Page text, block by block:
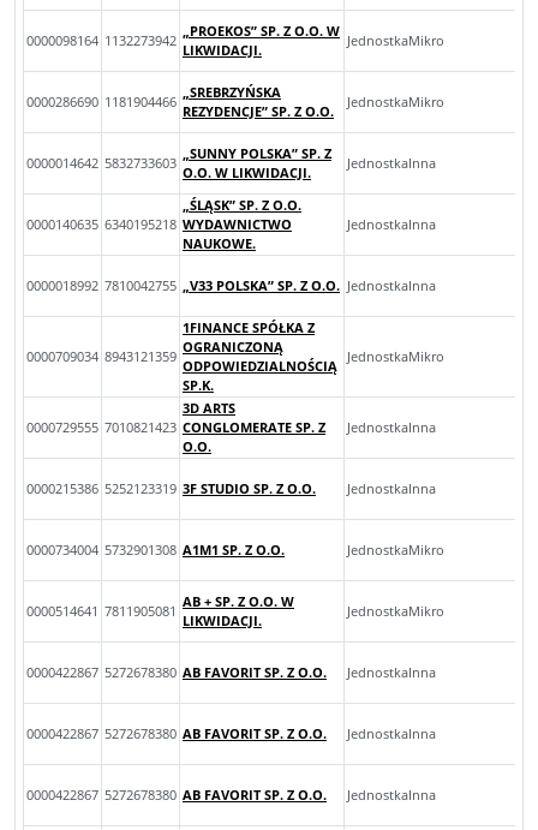
0000098164 1132273942
„PROEKOS” SP. Z O.O. W
LIKWIDACJI.
JednostkaMikro
0000286690 1181904466
„SREBRZYŃSKA
REZYDENCJE” SP. Z O.O.
JednostkaMikro
0000014642 5832733603
„SUNNY POLSKA” SP. Z
O.O. W LIKWIDACJI.
JednostkaInna
0000140635 6340195218
„ŚLĄSK” SP. Z O.O.
WYDAWNICTWO
NAUKOWE.
JednostkaInna
0000018992 7810042755 „V33 POLSKA” SP. Z O.O. JednostkaInna
0000709034 8943121359
1FINANCE SPÓŁKA Z
OGRANICZONĄ
ODPOWIEDZIALNOŚCIĄ
SP.K.
JednostkaMikro
0000729555 7010821423
3D ARTS
CONGLOMERATE SP. Z
O.O.
JednostkaInna
0000215386 5252123319 3F STUDIO SP. Z O.O. JednostkaInna
0000734004 5732901308 A1M1 SP. Z O.O. JednostkaMikro
0000514641 7811905081
AB + SP. Z O.O. W
LIKWIDACJI.
JednostkaMikro
0000422867 5272678380 AB FAVORIT SP. Z O.O. JednostkaInna
0000422867 5272678380 AB FAVORIT SP. Z O.O. JednostkaInna
0000422867 5272678380 AB FAVORIT SP. Z O.O. JednostkaInna